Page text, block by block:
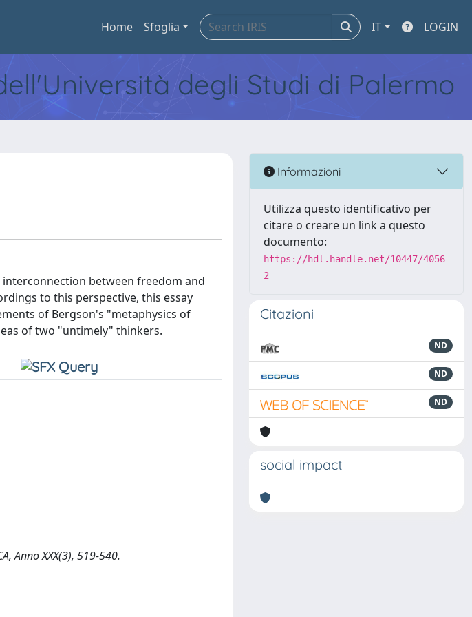
Home Sfoglia IT LOGIN
degli Studi di Palermo
between freedom and
to this perspective, this essay
of Bergson's "metaphysics of
of two "untimely" thinkers.
Anno XXX(3), 519-540.
Informazioni
Utilizza questo identificativo per
citare o creare un link a questo
documento:
https://hdl.handle.net/10447/4056
2
Citazioni
ND
ND
ND
social impact